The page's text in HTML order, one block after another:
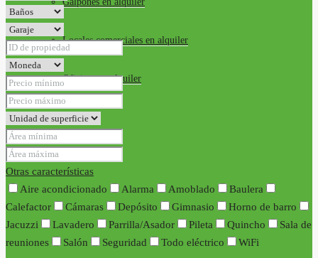
Locales comerciales en alquiler
Oficinas en alquiler
Requisitos
Contacto
Otras características
Aire acondicionado
Alarma Amoblado
Baulera
Calefactor
Cámaras Depósito Gimnasio
Horno de barro
Jacuzzi
Lavadero Parrilla/Asador Pileta Quincho
Sala de
reuniones
Salón Seguridad Todo eléctrico WiFi